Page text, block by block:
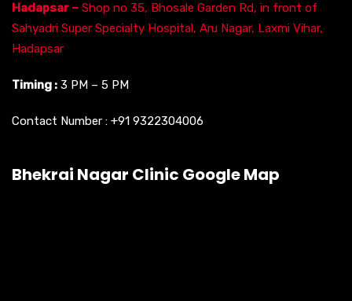
Hadapsar – Shop no 35, Bhosale Garden Rd, in front of
Sahyadri Super Specialty Hospital, Aru Nagar, Laxmi Vihar,
Hadapsar
Timing : 3 PM – 5 PM
Contact Number : +91 9322304006
Bhekrai Nagar Clinic Google Map